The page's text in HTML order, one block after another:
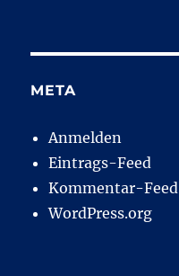
META
Anmelden
Eintrags-Feed
Kommentar-Feed
WordPress.org